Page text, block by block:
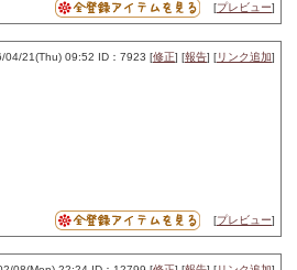
[プレビュー]
04/21(Thu) 09:52 ID：7923 [修正] [報告] [リンク追加]
[プレビュー]